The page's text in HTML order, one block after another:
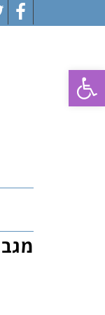
פתח סרגל נגישות